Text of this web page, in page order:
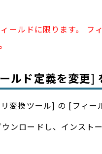
ールドに限ります。
ルド定義を変更]
変換ツール] の [フィー
ロードし、インストー